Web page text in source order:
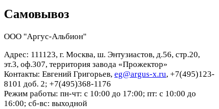
Самовывоз
ООО "Аргус-Альбион"
Адрес: 111123, г. Москва, ш. Энтузиастов, д.56, стр.20,
эт.3, оф.307, территория завода «Прожектор»
Контакты: Евгений Григорьев, eg@argus-x.ru, +7(495)123-
8101 доб. 2; +7(495)368-1176
Режим работы: пн-чт: с 10:00 до 17:00; пт: с 10:00 до
16:00; сб-вс: выходной